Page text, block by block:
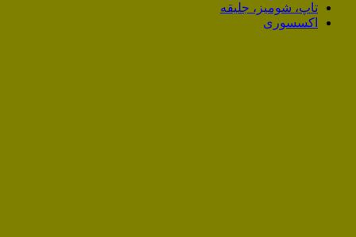
تاپ، شومیز، جلیقه
اکسسوری